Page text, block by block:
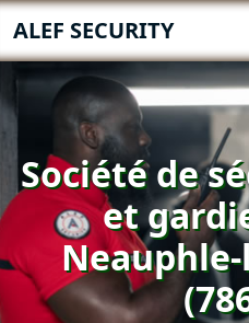
ALEF SECURITY
Société de
et